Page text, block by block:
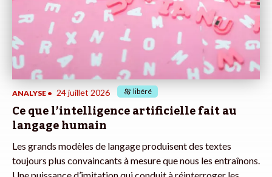
ANALYSE • 24 juillet 2026 libéré
Ce que l’intelligence artificielle fait au
langage humain
Les grands modèles de langage produisent des textes
toujours plus convaincants à mesure que nous les entraînons.